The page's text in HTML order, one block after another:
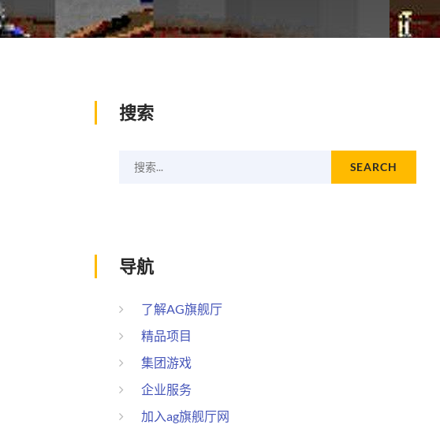
搜索
搜索... SEARCH
导航
了解AG旗舰厅
精品项目
集团游戏
企业服务
加入ag旗舰厅网